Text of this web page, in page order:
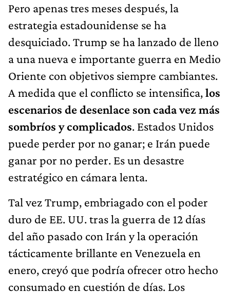
Pero apenas tres meses después, la
estrategia estadounidense se ha
desquiciado. Trump se ha lanzado de lleno
a una nueva e importante guerra en Medio
Oriente con objetivos siempre cambiantes.
A medida que el conflicto se intensifica,los
escenarios de desenlace son cada vez más
sombríos y complicados. Estados Unidos
puede perder por no ganar; e Irán puede
ganar por no perder. Es un desastre
estratégico en cámara lenta.
Tal vez Trump, embriagado con el poder
duro de EE. UU. tras la guerra de 12 días
del año pasado con Irán y la operación
tácticamente brillante en Venezuela en
enero, creyó que podría ofrecer otro hecho
consumado en cuestión de días. Los